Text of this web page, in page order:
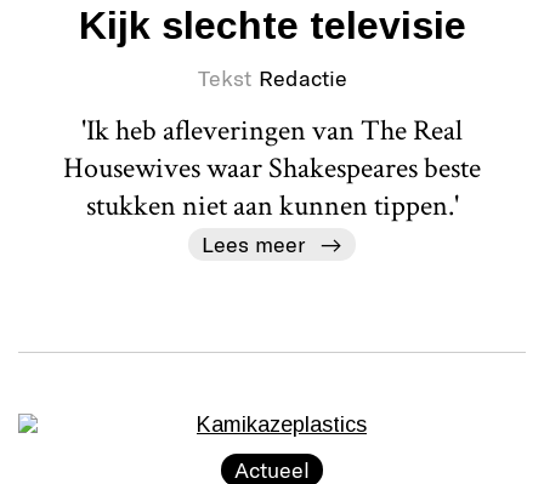
Kijk slechte televisie
Tekst Redactie
'Ik heb afleveringen van The Real
Housewives waar Shakespeares beste
stukken niet aan kunnen tippen.'
Lees meer
Actueel